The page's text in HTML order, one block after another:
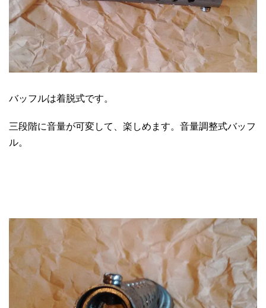
バッフルは着脱式です。
三段階に音量が可変して、楽しめます。音量調整式バッフ
ル。